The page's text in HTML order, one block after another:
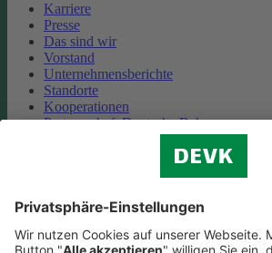
Karriere
Presse
Das sind wir
Vorstand
Unternehmensberichte
Standorte
Kooperationen
Partnerschaft Deutsche Bahn